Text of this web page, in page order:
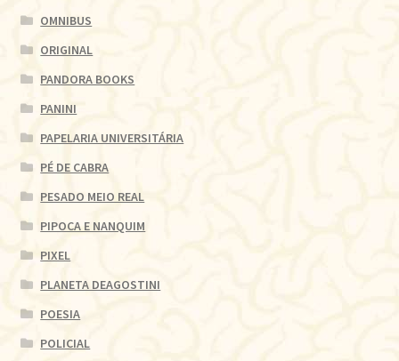
OMNIBUS
ORIGINAL
PANDORA BOOKS
PANINI
PAPELARIA UNIVERSITÁRIA
PÉ DE CABRA
PESADO MEIO REAL
PIPOCA E NANQUIM
PIXEL
PLANETA DEAGOSTINI
POESIA
POLICIAL